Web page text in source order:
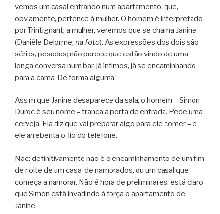
vemos um casal entrando num apartamento, que,
obviamente, pertence à mulher. O homem é interpretado
por Trintignant; a mulher, veremos que se chama Janine
(Danièle Delorme, na foto). As expressões dos dois são
sérias, pesadas; não parece que estão vindo de uma
longa conversa num bar, já íntimos, já se encaminhando
para a cama. De forma alguma.
Assim que Janine desaparece da sala, o homem – Simon
Duroc é seu nome – tranca a porta de entrada. Pede uma
cerveja. Ela diz que vai preparar algo para ele comer – e
ele arrebenta o fio do telefone.
Não: definitivamente não é o encaminhamento de um fim
de noite de um casal de namorados, ou um casal que
começa a namorar. Não é hora de preliminares: está claro
que Simon está invadindo à força o apartamento de
Janine.